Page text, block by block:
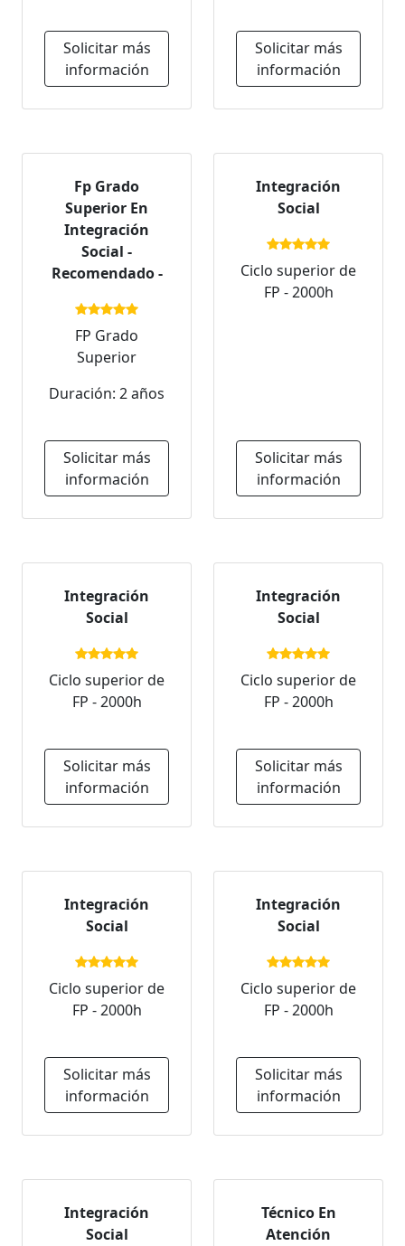
Solicitar más
información
Solicitar más
información
Fp Grado
Superior En
Integración
Social -
Recomendado -
FP Grado
Superior
Duración: 2 años
Solicitar más
información
Integración
Social
Ciclo superior de
FP - 2000h
Solicitar más
información
Integración
Social
Ciclo superior de
FP - 2000h
Solicitar más
información
Integración
Social
Ciclo superior de
FP - 2000h
Solicitar más
información
Integración
Social
Ciclo superior de
FP - 2000h
Solicitar más
información
Integración
Social
Ciclo superior de
FP - 2000h
Solicitar más
información
Integración
Social
Técnico En
Atención